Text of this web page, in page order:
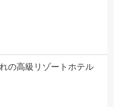
の高級リゾートホテル